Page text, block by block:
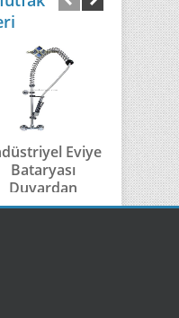
Eviye
Bataryası
Duvardan
Mutfak